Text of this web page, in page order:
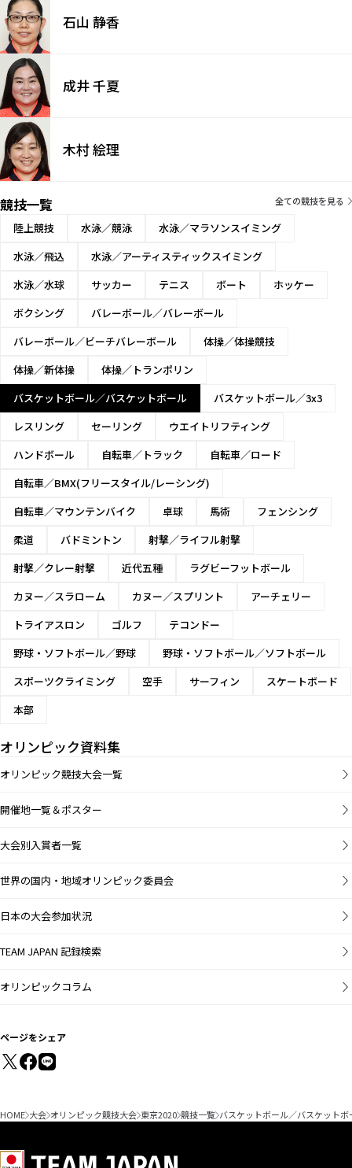
石山 静香
成井 千夏
木村 絵理
競技一覧 全ての競技を見る
陸上競技 水泳／競泳
水泳／マラソンスイミング
水泳／飛込
水泳／アーティスティックスイミング
水泳／水球
サッカー テニス ボート
ホッケー
ボクシング
バレーボール／バレーボール
バレーボール／ビーチバレーボール
体操／体操競技
体操／新体操
体操／トランポリン
バスケットボール／バスケットボール
バスケットボール／3x3
レスリング
セーリング
ウエイトリフティング
ハンドボール
自転車／トラック
自転車／ロード
自転車／BMX(フリースタイル/レーシング)
自転車／マウンテンバイク
卓球 馬術
フェンシング
柔道
バドミントン
射撃／ライフル射撃
射撃／クレー射撃
近代五種
ラグビーフットボール
カヌー／スラローム
カヌー／スプリント
アーチェリー
トライアスロン
ゴルフ
テコンドー
野球・ソフトボール／野球
野球・ソフトボール／ソフトボール
スポーツクライミング
空手 サーフィン
スケートボード
本部
オリンピック資料集
オリンピック競技大会一覧
開催地一覧＆ポスター
大会別入賞者一覧
世界の国内・地域オリンピック委員会
日本の大会参加状況
TEAM JAPAN 記録検索
オリンピックコラム
ページをシェア
HOME 大会 オリンピック競技大会 東京2020 競技一覧 バスケットボール／バスケットボ